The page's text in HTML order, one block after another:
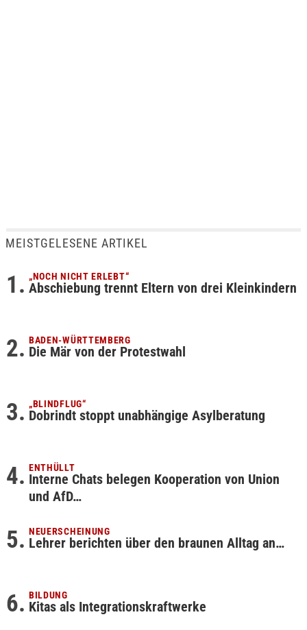
MEISTGELESENE ARTIKEL
„NOCH NICHT ERLEBT“
Abschiebung trennt Eltern von drei Kleinkindern
BADEN-WÜRTTEMBERG
Die Mär von der Protestwahl
„BLINDFLUG“
Dobrindt stoppt unabhängige Asylberatung
ENTHÜLLT
Interne Chats belegen Kooperation von Union
und AfD…
NEUERSCHEINUNG
Lehrer berichten über den braunen Alltag an…
BILDUNG
Kitas als Integrationskraftwerke